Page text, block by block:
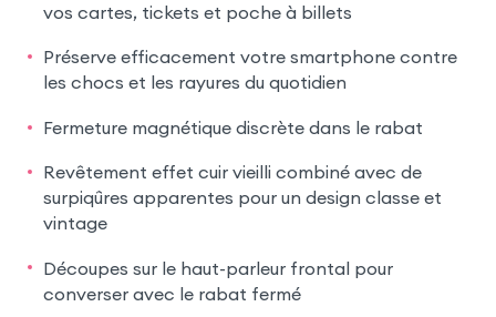
vos cartes, tickets et poche à billets
Préserve efficacement votre smartphone contre
les chocs et les rayures du quotidien
Fermeture magnétique discrète dans le rabat
Revêtement effet cuir vieilli combiné avec de
surpiqûres apparentes pour un design classe et
vintage
Découpes sur le haut-parleur frontal pour
converser avec le rabat fermé